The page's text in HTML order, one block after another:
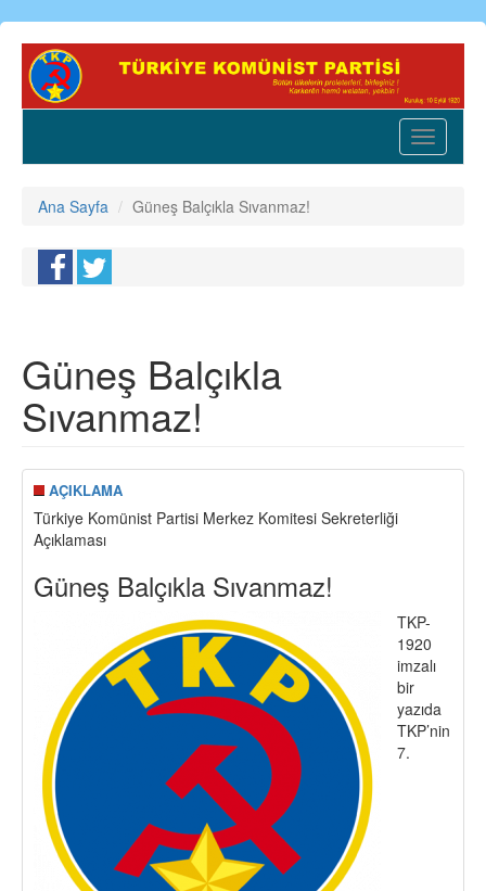
Ana
içeriğe
Toggle
Ana Sayfa Güneş Balçıkla Sıvanmaz!
Güneş Balçıkla
Sıvanmaz!
AÇIKLAMA
Türkiye Komünist Partisi Merkez Komitesi Sekreterliği
Açıklaması
Güneş Balçıkla Sıvanmaz!
TKP-
1920
imzalı
bir
yazıda
TKP’nin
7.